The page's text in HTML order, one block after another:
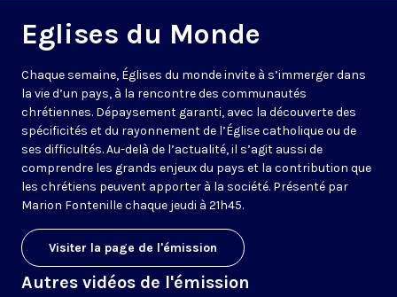
Eglises du Monde
Chaque semaine, Églises du monde invite à s’immerger dans
la vie d’un pays, à la rencontre des communautés
chrétiennes. Dépaysement garanti, avec la découverte des
spécificités et du rayonnement de l’Église catholique ou de
ses difficultés. Au-delà de l’actualité, il s’agit aussi de
comprendre les grands enjeux du pays et la contribution que
les chrétiens peuvent apporter à la société. Présenté par
Marion Fontenille chaque jeudi à 21h45.
Visiter la page de l'émission
Autres vidéos de l'émission